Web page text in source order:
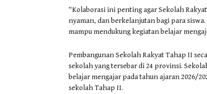
“Kolaborasi ini penting agar Sekolah
nyaman, dan berkelanjutan bagi para
mampu mendukung kegiatan belajar
Pembangunan Sekolah Rakyat Tahap II
sekolah yang tersebar di 24 provinsi.
belajar mengajar pada tahun ajaran 2026/
sekolah Tahap II.